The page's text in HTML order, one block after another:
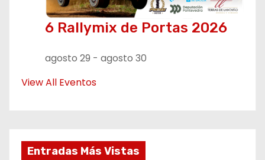
6 Rallymix de Portas 2026
agosto 29 - agosto 30
View All Eventos
Entradas Más Vistas